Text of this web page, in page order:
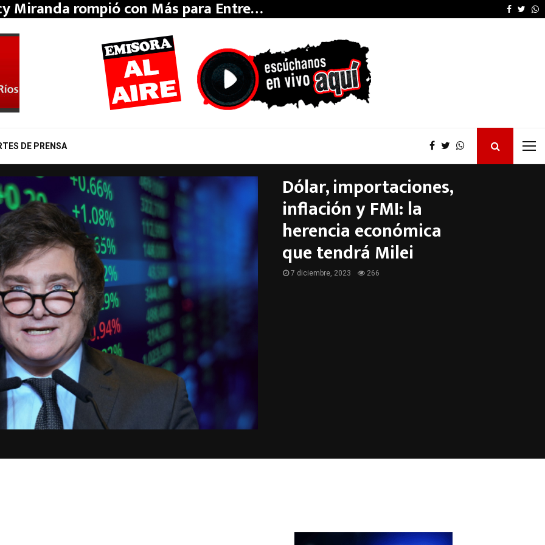
Miranda rompió con Más para Entre… Senado: por presión
DE PRENSA
Dólar, importaciones,
inflación y FMI: la
herencia económica
que tendrá Milei
7 diciembre, 2023 266